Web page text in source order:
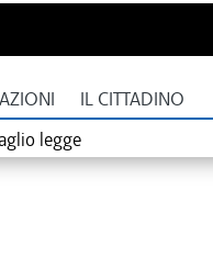
IL CITTADINO
legge